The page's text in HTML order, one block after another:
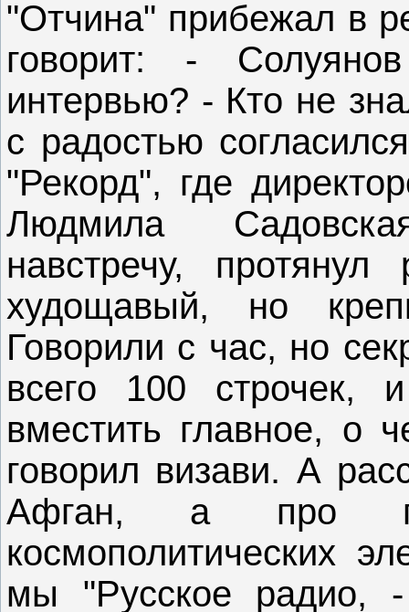
"Отчина" прибежал в
говорит: -
интервью? - Кто не
с радостью
"Рекорд", где
Людмила
навстречу,
худощавый, но
Говорили с час, но
всего 100 строчек,
вместить главное, о
говорил визави. А
Афган, а про
космополитических
мы "Русское радио, -